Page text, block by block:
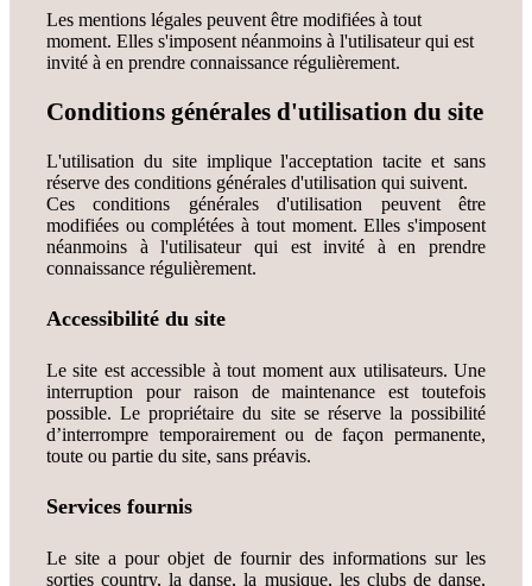
Les mentions légales peuvent être modifiées à tout
moment. Elles s'imposent néanmoins à l'utilisateur qui est
invité à en prendre connaissance régulièrement.
Conditions générales d'utilisation du site
L'utilisation du site implique l'acceptation tacite et sans
réserve des conditions générales d'utilisation qui suivent.
Ces conditions générales d'utilisation peuvent être
modifiées ou complétées à tout moment. Elles s'imposent
néanmoins à l'utilisateur qui est invité à en prendre
connaissance régulièrement.
Accessibilité du site
Le site est accessible à tout moment aux utilisateurs. Une
interruption pour raison de maintenance est toutefois
possible. Le propriétaire du site se réserve la possibilité
d’interrompre temporairement ou de façon permanente,
toute ou partie du site, sans préavis.
Services fournis
Le site a pour objet de fournir des informations sur les
sorties country, la danse, la musique, les clubs de danse,